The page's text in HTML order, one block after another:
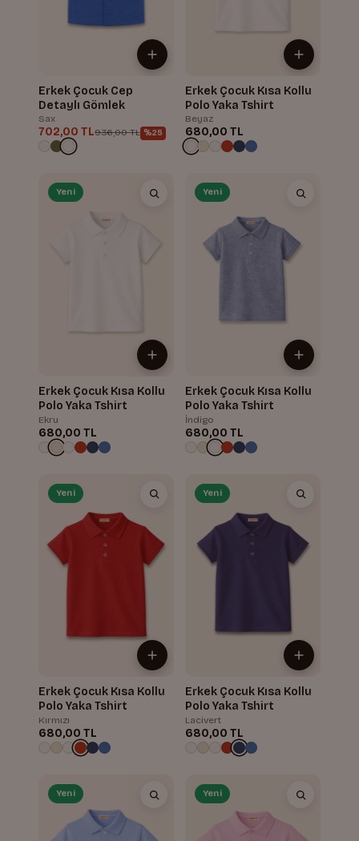
Erkek Çocuk Cep
Detaylı Gömlek
Sax
702,00 TL936,00 TL %25
Erkek Çocuk Kısa Kollu
Polo Yaka Tshirt
Beyaz
680,00 TL
Yeni
Erkek Çocuk Kısa Kollu
Polo Yaka Tshirt
Ekru
680,00 TL
Yeni
Erkek Çocuk Kısa Kollu
Polo Yaka Tshirt
İndigo
680,00 TL
Yeni
Erkek Çocuk Kısa Kollu
Polo Yaka Tshirt
Kırmızı
680,00 TL
Yeni
Erkek Çocuk Kısa Kollu
Polo Yaka Tshirt
Lacivert
680,00 TL
Yeni Yeni